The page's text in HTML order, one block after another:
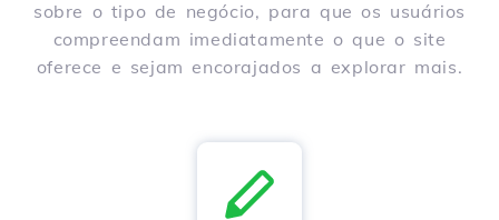
sobre o tipo de negócio, para que os usuários
compreendam imediatamente o que o site
oferece e sejam encorajados a explorar mais.